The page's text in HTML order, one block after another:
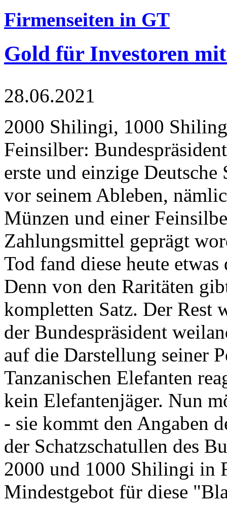
Firmenseiten in GT
Gold für Investoren
28.06.2021
2000 Shilingi, 1000
Feinsilber:
erste und einzige Deutsche
vor seinem Ableben,
Münzen und einer
Zahlungsmittel geprägt
Tod fand diese heute
Denn von den Raritäten
kompletten Satz. Der Rest
der Bundespräsident
auf die Darstellung seiner
Tanzanischen Elefanten
kein Elefantenjäger. Nun
- sie kommt den Angaben
der Schatzschatullen des
2000 und 1000 Shilingi in
Mindestgebot für diese